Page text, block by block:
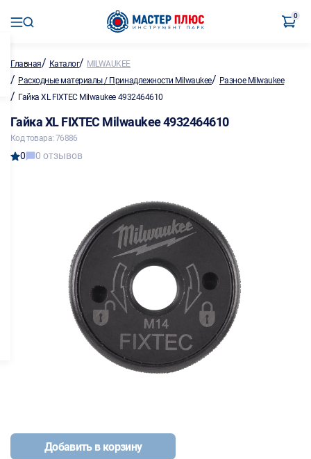
0
Главная/ Каталог/ MILWAUKEE
/ Расходные материалы / Принадлежности Milwaukee/ Разное Milwaukee
/ Гайка XL FIXTEC Milwaukee 4932464610
Гайка XL FIXTEC Milwaukee 4932464610
Код товара: 76886
0 0 отзывов
Добавить в корзину